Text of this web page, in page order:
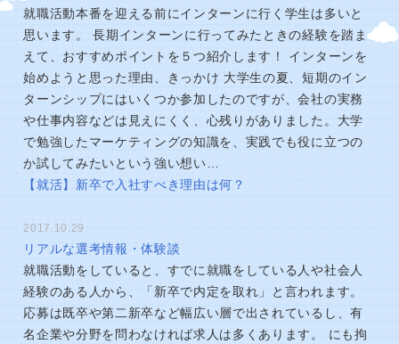
就職活動本番を迎える前にインターンに行く学生は多いと
思います。 長期インターンに行ってみたときの経験を踏ま
えて、おすすめポイントを５つ紹介します！ インターンを
始めようと思った理由、きっかけ 大学生の夏、短期のイン
ターンシップにはいくつか参加したのですが、会社の実務
や仕事内容などは見えにくく、心残りがありました。大学
で勉強したマーケティングの知識を、実践でも役に立つの
か試してみたいという強い想い…
【就活】新卒で入社すべき理由は何？
2017.10.29
リアルな選考情報・体験談
就職活動をしていると、すでに就職をしている人や社会人
経験のある人から、「新卒で内定を取れ」と言われます。
応募は既卒や第二新卒など幅広い層で出されているし、有
名企業や分野を問わなければ求人は多くあります。 にも拘